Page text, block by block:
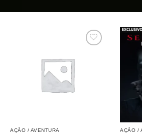
AÇÃO / AVENTURA AÇÃO /